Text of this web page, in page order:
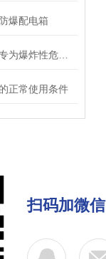
爆配电箱
正常使用条件
扫码加微信